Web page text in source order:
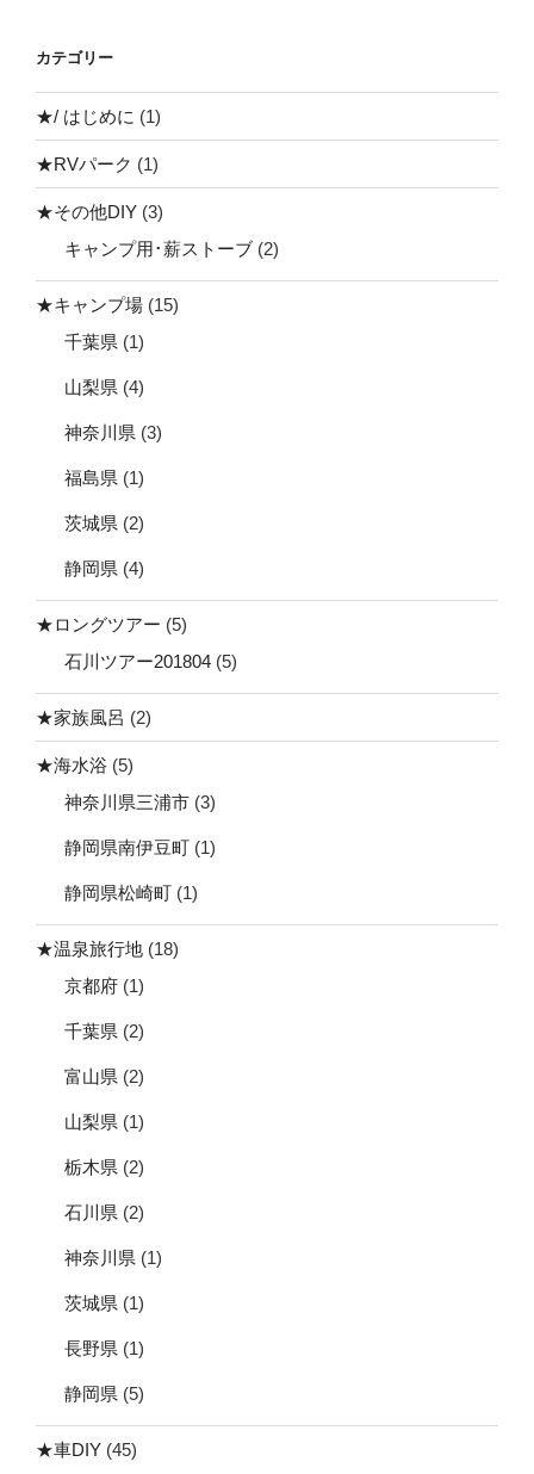
カテゴリー
★/ はじめに (1)
★RVパーク (1)
★その他DIY (3)
キャンプ用･薪ストーブ (2)
★キャンプ場 (15)
千葉県 (1)
山梨県 (4)
神奈川県 (3)
福島県 (1)
茨城県 (2)
静岡県 (4)
★ロングツアー (5)
石川ツアー201804 (5)
★家族風呂 (2)
★海水浴 (5)
神奈川県三浦市 (3)
静岡県南伊豆町 (1)
静岡県松崎町 (1)
★温泉旅行地 (18)
京都府 (1)
千葉県 (2)
富山県 (2)
山梨県 (1)
栃木県 (2)
石川県 (2)
神奈川県 (1)
茨城県 (1)
長野県 (1)
静岡県 (5)
★車DIY (45)